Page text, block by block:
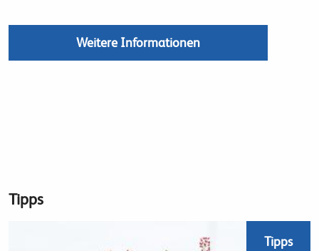
Weitere Informationen
Tipps
Tipps